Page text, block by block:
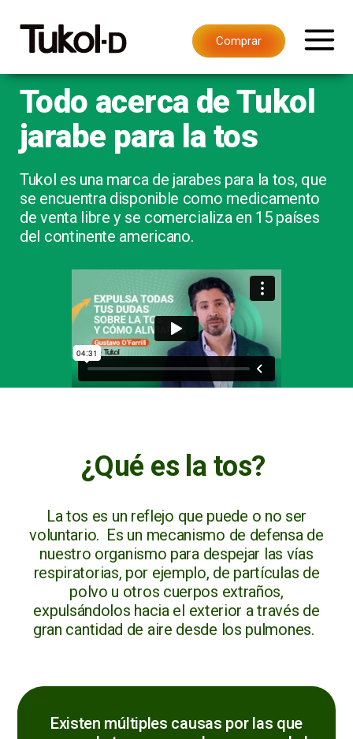
Comprar
Todo acerca de Tukol
jarabe para la tos
Tukol es una marca de jarabes para la tos, que
se encuentra disponible como medicamento
de venta libre y se comercializa en 15 países
del continente americano.
¿Qué es la tos?
La tos es un reflejo que puede o no ser
voluntario. Es un mecanismo de defensa de
nuestro organismo para despejar las vías
respiratorias, por ejemplo, de partículas de
polvo u otros cuerpos extraños,
expulsándolos hacia el exterior a través de
gran cantidad de aire desde los pulmones.
Existen múltiples causas por las que